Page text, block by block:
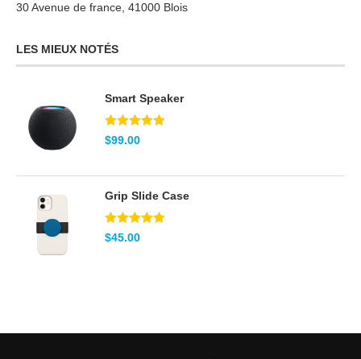
30 Avenue de france, 41000 Blois
LES MIEUX NOTÉS
Smart Speaker
Note5.00
sur 5
$99.00
Grip Slide Case
Note5.00
sur 5
$45.00